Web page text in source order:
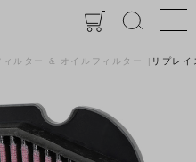
ィルター & オイルフィルター リプレイ